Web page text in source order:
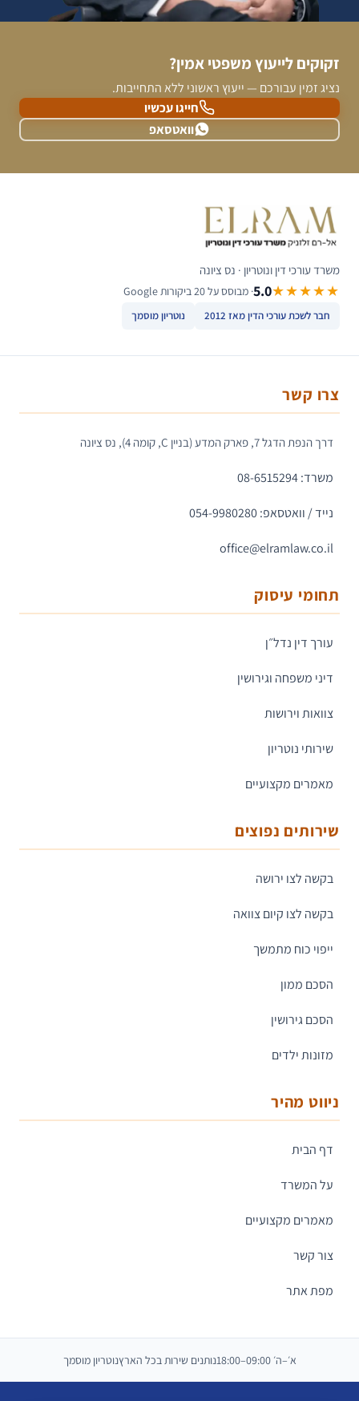
זקוקים לייעוץ משפטי אמין?
נציג זמין עבורכם — ייעוץ ראשוני ללא התחייבות.
חייגו עכשיו
וואטסאפ
משרד עורכי דין ונוטריון · נס ציונה
★★★★★
5.0· מבוסס על 20 ביקורות Google
חבר לשכת עורכי הדין מאז 2012 נוטריון מוסמך
צרו קשר
דרך הנפת הדגל 7, פארק המדע (בניין C, קומה 4), נס ציונה
משרד: 08-6515294
נייד / וואטסאפ: 054-9980280
office@elramlaw.co.il
תחומי עיסוק
עורך דין נדל״ן
דיני משפחה וגירושין
צוואות וירושות
שירותי נוטריון
מאמרים מקצועיים
שירותים נפוצים
בקשה לצו ירושה
בקשה לצו קיום צוואה
ייפוי כוח מתמשך
הסכם ממון
הסכם גירושין
מזונות ילדים
ניווט מהיר
דף הבית
על המשרד
מאמרים מקצועיים
צור קשר
מפת אתר
א׳–ה׳ 09:00–18:00 נותנים שירות בכל הארץנוטריון מוסמך